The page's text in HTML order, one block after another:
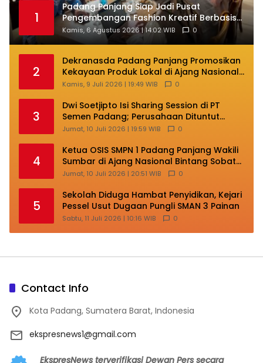
1
Padang Panjang Siap Jadi Pusat
Pengembangan Fashion Kreatif Berbasis
Budaya Lokal
Kamis, 6 Agustus 2026 | 14:02 WIB 0
2
Dekranasda Padang Panjang Promosikan
Kekayaan Produk Lokal di Ajang Nasional
Makassar
Kamis, 9 Juli 2026 | 19:49 WIB 0
3
Dwi Soetjipto Isi Sharing Session di PT
Semen Padang; Perusahaan Dituntut
Lakukan Transformasi
Jumat, 10 Juli 2026 | 19:59 WIB 0
4
Ketua OSIS SMPN 1 Padang Panjang Wakili
Sumbar di Ajang Nasional Bintang Sobat
SMP
Jumat, 10 Juli 2026 | 20:51 WIB 0
5
Sekolah Diduga Hambat Penyidikan, Kejari
Pessel Usut Dugaan Pungli SMAN 3 Painan
Sabtu, 11 Juli 2026 | 10:16 WIB 0
Contact Info
Kota Padang, Sumatera Barat, Indonesia
ekspresnews1@gmail.com
EkspresNews terverifikasi Dewan Pers secara